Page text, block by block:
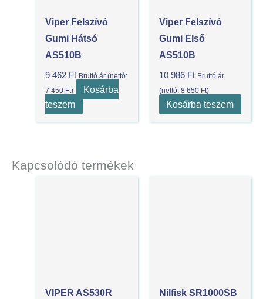
Viper Felszívó
Gumi Hátsó
AS510B
9 462 Ft Bruttó ár (nettó:
7 450 Ft)
Kosárba
teszem
Viper Felszívó
Gumi Első
AS510B
10 986 Ft Bruttó ár
(nettó: 8 650 Ft)
Kosárba teszem
Kapcsolódó termékek
VIPER AS530R
Nilfisk SR1000SB